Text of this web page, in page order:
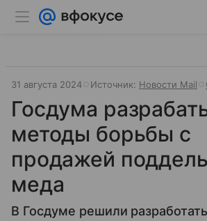
31 августа 2024 Источник: Новости Mail
Госдума
методы борьбы с
продажей
меда
В Госдуме решили